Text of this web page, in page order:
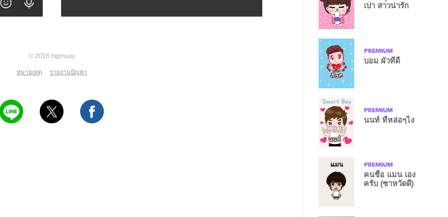
© 2018 bigmuay
หมายเหตุ รายงานปัญหา
เปา สาวน่ารัก
บอม ผัวที่ดี
นนท์ ที่หล่อๆไง
คนชื่อ แมน เอง
ครับ (ซาหวัดดี)